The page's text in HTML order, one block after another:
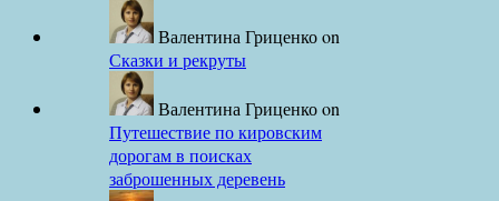
Валентина Гриценкоon
Сказки и рекруты
Валентина Гриценкоon
Путешествие по кировским
дорогам в поисках
заброшенных деревень